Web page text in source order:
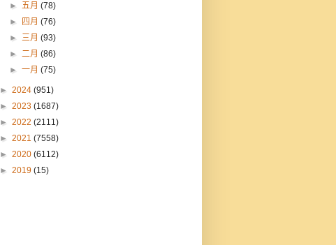
►五月(78)
►
四月(76)
►三月(93)
►二月(86)
►一月(75)
► 2024 (951)
► 2023 (1687)
► 2022 (2111)
► 2021 (7558)
► 2020 (6112)
► 2019 (15)